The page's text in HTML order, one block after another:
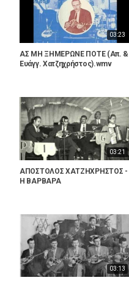
03:23
ΑΣ ΜΗ ΞΗΜΕΡΩΝΕ ΠΟΤΕ (Απ. &
Ευάγγ. Χατζηχρήστος).wmv
03:21
ΑΠΟΣΤΟΛΟΣ ΧΑΤΖΗΧΡΗΣΤΟΣ -
Η ΒΑΡΒΑΡΑ
03:13